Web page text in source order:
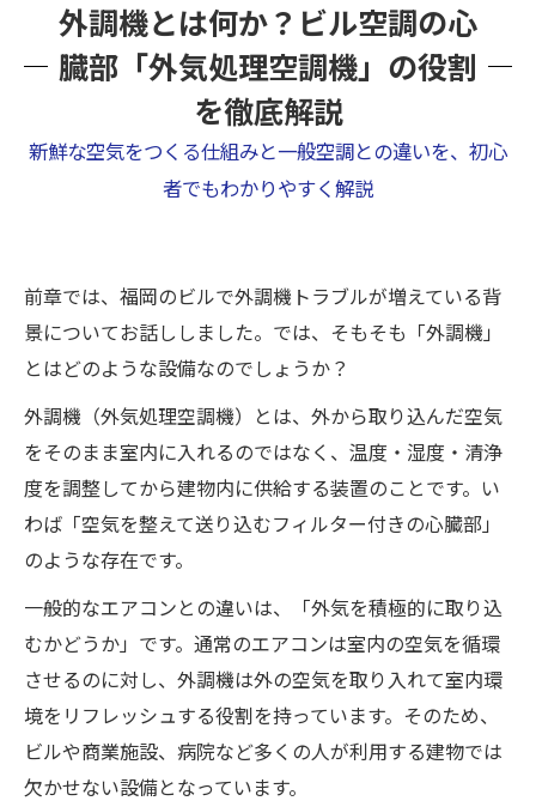
外調機とは何か？ビル空調の心
臓部「外気処理空調機」の役割
を徹底解説
新鮮な空気をつくる仕組みと一般空調との違いを、初心
者でもわかりやすく解説
前章では、福岡のビルで外調機トラブルが増えている背
景についてお話ししました。では、そもそも「外調機」
とはどのような設備なのでしょうか？
外調機（外気処理空調機）とは、外から取り込んだ空気
をそのまま室内に入れるのではなく、温度・湿度・清浄
度を調整してから建物内に供給する装置のことです。い
わば「空気を整えて送り込むフィルター付きの心臓部」
のような存在です。
一般的なエアコンとの違いは、「外気を積極的に取り込
むかどうか」です。通常のエアコンは室内の空気を循環
させるのに対し、外調機は外の空気を取り入れて室内環
境をリフレッシュする役割を持っています。そのため、
ビルや商業施設、病院など多くの人が利用する建物では
欠かせない設備となっています。